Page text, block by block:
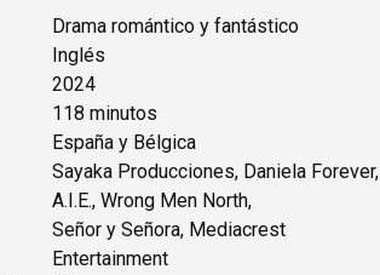
Drama romántico y fantástico
Inglés
2024
118 minutos
España y Bélgica
Sayaka Producciones, Daniela Forever,
A.I.E., Wrong Men North,
Señor y Señora, Mediacrest
Entertainment